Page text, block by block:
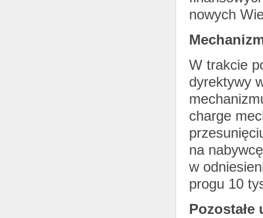
nowych
W trakcie
dyrektywy
charge
na
w
progu 10
Pozostałe